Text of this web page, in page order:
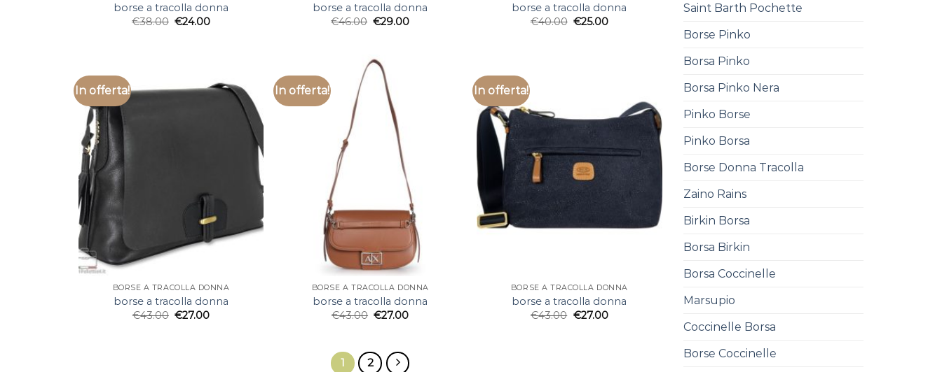
borse a tracolla donna
€38.00 €24.00
borse a tracolla donna
€46.00 €29.00
borse a tracolla donna
€40.00 €25.00
In offerta!
BORSE A TRACOLLA DONNA
borse a tracolla donna
€43.00 €27.00
In offerta!
BORSE A TRACOLLA DONNA
borse a tracolla donna
€43.00 €27.00
In offerta!
BORSE A TRACOLLA DONNA
borse a tracolla donna
€43.00 €27.00
1 2
Saint Barth Pochette
Borse Pinko
Borsa Pinko
Borsa Pinko Nera
Pinko Borse
Pinko Borsa
Borse Donna Tracolla
Zaino Rains
Birkin Borsa
Borsa Birkin
Borsa Coccinelle
Marsupio
Coccinelle Borsa
Borse Coccinelle